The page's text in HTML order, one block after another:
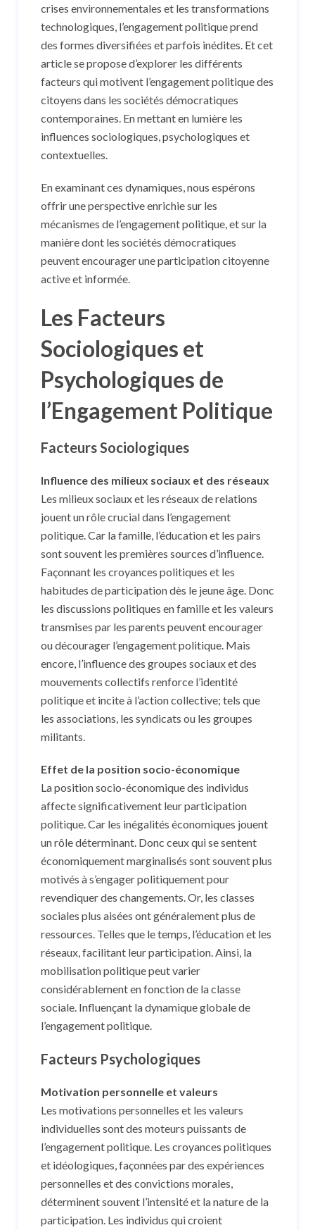
crises environnementales et les transformations
technologiques, l’engagement politique prend
des formes diversifiées et parfois inédites. Et cet
article se propose d’explorer les différents
facteurs qui motivent l’engagement politique des
citoyens dans les sociétés démocratiques
contemporaines. En mettant en lumière les
influences sociologiques, psychologiques et
contextuelles.
En examinant ces dynamiques, nous espérons
offrir une perspective enrichie sur les
mécanismes de l’engagement politique, et sur la
manière dont les sociétés démocratiques
peuvent encourager une participation citoyenne
active et informée.
Les Facteurs
Sociologiques et
Psychologiques de
l’Engagement Politique
Facteurs Sociologiques
Influence des milieux sociaux et des réseaux
Les milieux sociaux et les réseaux de relations
jouent un rôle crucial dans l’engagement
politique. Car la famille, l’éducation et les pairs
sont souvent les premières sources d’influence.
Façonnant les croyances politiques et les
habitudes de participation dès le jeune âge. Donc
les discussions politiques en famille et les valeurs
transmises par les parents peuvent encourager
ou décourager l’engagement politique. Mais
encore, l’influence des groupes sociaux et des
mouvements collectifs renforce l’identité
politique et incite à l’action collective; tels que
les associations, les syndicats ou les groupes
militants.
Effet de la position socio-économique
La position socio-économique des individus
affecte significativement leur participation
politique. Car les inégalités économiques jouent
un rôle déterminant. Donc ceux qui se sentent
économiquement marginalisés sont souvent plus
motivés à s’engager politiquement pour
revendiquer des changements. Or, les classes
sociales plus aisées ont généralement plus de
ressources. Telles que le temps, l’éducation et les
réseaux, facilitant leur participation. Ainsi, la
mobilisation politique peut varier
considérablement en fonction de la classe
sociale. Influençant la dynamique globale de
l’engagement politique.
Facteurs Psychologiques
Motivation personnelle et valeurs
Les motivations personnelles et les valeurs
individuelles sont des moteurs puissants de
l’engagement politique. Les croyances politiques
et idéologiques, façonnées par des expériences
personnelles et des convictions morales,
déterminent souvent l’intensité et la nature de la
participation. Les individus qui croient